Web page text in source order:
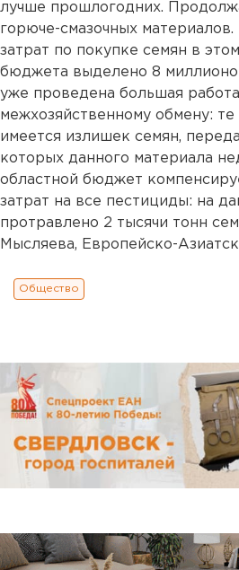
лучше прошлогодних.
горюче-смазочных
затрат по покупке семян в
бюджета выделено 8
уже проведена большая
межхозяйственному обмену: те
имеется излишек семян,
которых данного материала
областной бюджет
затрат на все пестициды: на
протравлено 2 тысячи тонн
Мысляева, Европейско-
Общество